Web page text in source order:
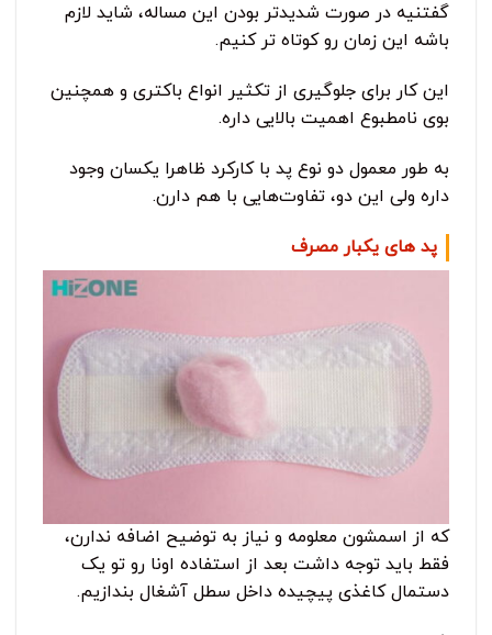
گفتنیه در صورت شدیدتر بودن این مساله، شاید لازم
باشه این زمان رو کوتاه تر کنیم.
این کار برای جلوگیری از تکثیر انواع باکتری و همچنین
بوی نامطبوع اهمیت بالایی داره.
به طور معمول دو نوع پد با کارکرد ظاهرا یکسان وجود
داره ولی این دو، تفاوت‌هایی با هم دارن.
پد های یکبار مصرف
که از اسمشون معلومه و نیاز به توضیح اضافه ندارن،
فقط باید توجه داشت بعد از استفاده اونا رو تو یک
دستمال کاغذی پیچیده داخل سطل آشغال بندازیم.